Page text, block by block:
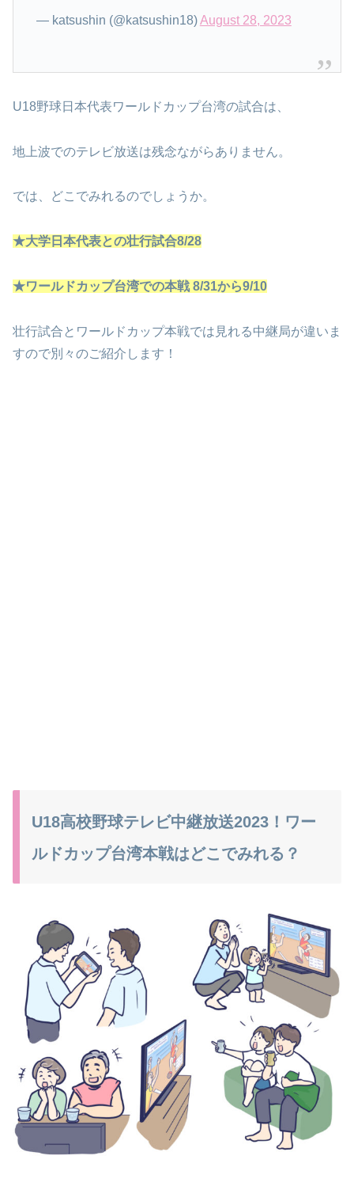
— katsushin (@katsushin18)August 28, 2023
U18野球日本代表ワールドカップ台湾の試合は、
地上波でのテレビ放送は残念ながらありません。
では、どこでみれるのでしょうか。
★大学日本代表との壮行試合8/28
★ワールドカップ台湾での本戦 8/31から9/10
壮行試合とワールドカップ本戦では見れる中継局が違いま
すので別々のご紹介します！
U18高校野球テレビ中継放送2023！ワー
ルドカップ台湾本戦はどこでみれる？